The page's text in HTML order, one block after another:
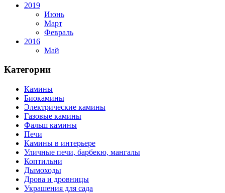
2019
Июнь
Март
Февраль
2016
Май
Категории
Камины
Биокамины
Электрические камины
Газовые камины
Фальш камины
Печи
Камины в интерьере
Уличные печи, барбекю, мангалы
Коптильни
Дымоходы
Дрова и дровницы
Украшения для сада